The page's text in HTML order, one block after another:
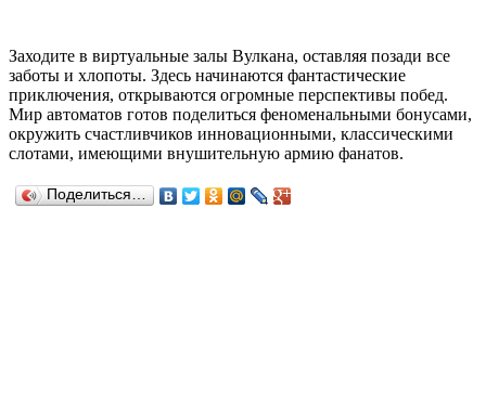
Заходите в виртуальные залы Вулкана, оставляя позади все
заботы и хлопоты. Здесь начинаются фантастические
приключения, открываются огромные перспективы побед.
Мир автоматов готов поделиться феноменальными бонусами,
окружить счастливчиков инновационными, классическими
слотами, имеющими внушительную армию фанатов.
Поделиться…